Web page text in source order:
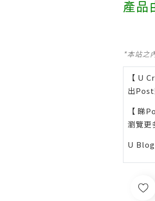
產品
*本站之
【 U
出
【 睇
瀏覽更
U